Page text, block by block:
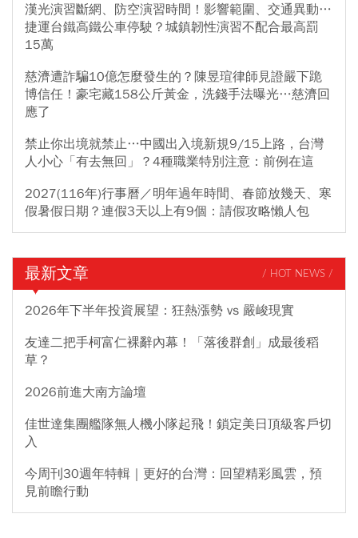
漢光演習斷網、防空演習時間！影響範圍、交通異動…
捷運台鐵高鐵公車停駛？城鎮韌性演習不配合最高罰
15萬
慈濟遭詐騙10億怎麼發生的？陳昱瑄律師見證嚴下跪
博信任！豪宅藏158公斤黃金，洗錢手法曝光…慈濟回
應了
禁止你出境就禁止…中國出入境新規9/15上路，台灣
人小心「有去無回」？4種職業特別注意：前例在這
2027(116年)行事曆／明年過年時間、春節放幾天、寒
假暑假日期？連假3天以上有9個：請假攻略懶人包
最新文章 / HOT NEWS /
2026年下半年投資展望：狂熱漲勢 vs 嚴峻現實
友達二把手柯富仁裸辭內幕！「落後群創」成最後稻
草？
2026前進大南方論壇
佳世達集團艦隊無人機小隊起飛！鎖定美日頂級客戶切
入
今周刊30週年特輯｜更好的台灣：回望精彩風雲，預
見前瞻行動